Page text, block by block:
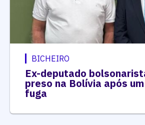
BICHEIRO
Ex-deputado
preso na Bolívia após
fuga